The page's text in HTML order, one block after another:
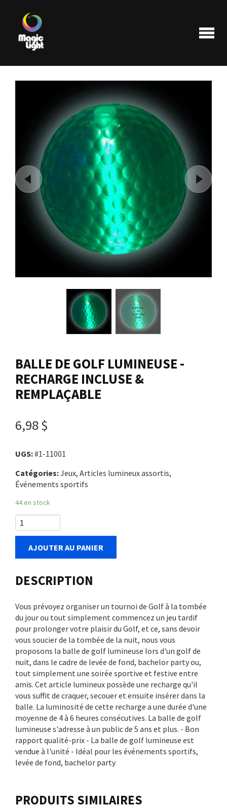
Produits
Les plus populaires
Liquidations
FAQ
Nous joindre
Me connecter
BALLE DE GOLF LUMINEUSE -
RECHARGE INCLUSE &
REMPLAÇABLE
6,98 $
UGS:#1-11001
Catégories:Jeux, Articles lumineux assortis,
Événements sportifs
44 en stock
AJOUTER AU PANIER
DESCRIPTION
Vous prévoyez organiser un tournoi de Golf à la tombée
du jour ou tout simplement commencez un jeu tardif
pour prolonger votre plaisir du Golf, et ce, sans devoir
vous soucier de la tombée de la nuit, nous vous
proposons la balle de golf lumineuse lors d'un golf de
nuit, dans le cadre de levée de fond, bachelor party ou,
tout simplement une soirée sportive et festive entre
amis. Cet article lumineux possède une recharge qu'il
vous suffit de craquer, secouer et ensuite insérer dans la
balle. La luminosité de cette recharge a une durée d'une
moyenne de 4 à 6 heures consécutives. La balle de golf
lumineuse s'adresse à un public de 5 ans et plus. - Bon
rapport qualité-prix - La balle de golf lumineuse est
vendue à l'unité - Idéal pour les événements sportifs,
levée de fond, bachelor party
PRODUITS SIMILAIRES